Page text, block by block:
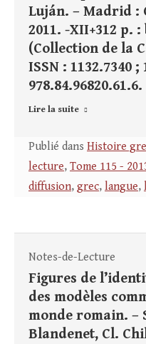
Luján. – Madrid :
2011. -XII+312 p.
(Collection de la
ISSN : 1132.7340 ;
978.84.96820.61.6.
Lire la suite
Publié dans Histoire
lecture, Tome 115 -
diffusion, grec, langue,
Notes-de-Lecture
Figures de
des modèles
monde romain. –
Blandenet, Cl.